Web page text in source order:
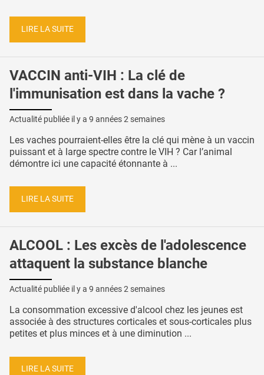
LIRE LA SUITE
VACCIN anti-VIH : La clé de
l'immunisation est dans la vache ?
Actualité publiée il y a 9 années 2 semaines
Les vaches pourraient-elles être la clé qui mène à un vaccin
puissant et à large spectre contre le VIH ? Car l’animal
démontre ici une capacité étonnante à ...
LIRE LA SUITE
ALCOOL : Les excès de l'adolescence
attaquent la substance blanche
Actualité publiée il y a 9 années 2 semaines
La consommation excessive d'alcool chez les jeunes est
associée à des structures corticales et sous-corticales plus
petites et plus minces et à une diminution ...
LIRE LA SUITE